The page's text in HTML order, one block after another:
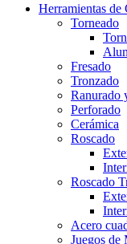
Herramientas de
Torneado
Fresado
Tronzado
Ranurado
Perforado
Cerámica
Roscado
Roscado
Acero
Juegos de